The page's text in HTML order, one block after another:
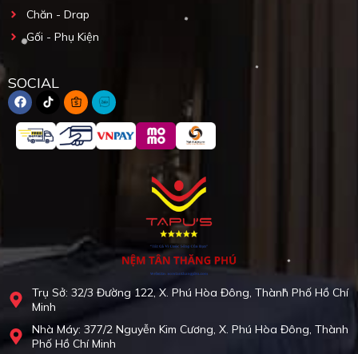
Trụ Sở: 32/3 Đường 122, X. Phú Hòa Đông, Thành Phố Hồ Chí
Minh
Nhà Máy: 377/2 Nguyễn Kim Cương, X. Phú Hòa Đông, Thành
Phố Hồ Chí Minh
Chăn - Drap
Gối - Phụ Kiện
SOCIAL